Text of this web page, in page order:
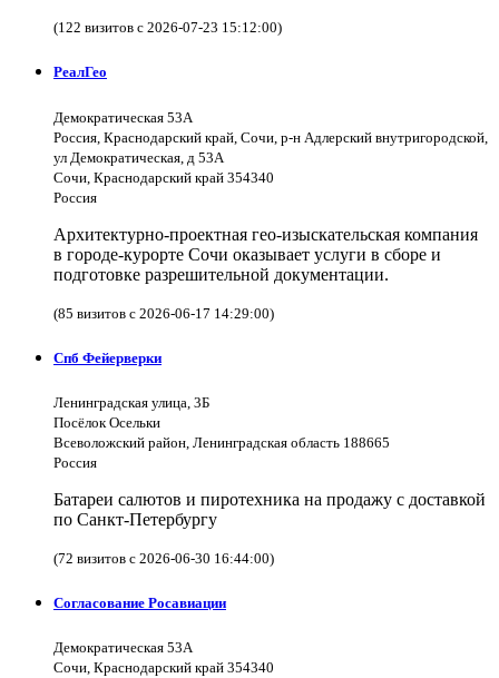
(122 визитов с 2026-07-23 15:12:00)
РеалГео
Демократическая 53А
Россия, Краснодарский край, Сочи, р-н Адлерский внутригородской,
ул Демократическая, д 53А
Сочи, Краснодарский край 354340
Россия
Архитектурно-проектная гео-изыскательская компания
в городе-курорте Сочи оказывает услуги в сборе и
подготовке разрешительной документации.
(85 визитов с 2026-06-17 14:29:00)
Спб Фейерверки
Ленинградская улица, 3Б
Посёлок Осельки
Всеволожский район, Ленинградская область 188665
Россия
Батареи салютов и пиротехника на продажу с доставкой
по Санкт-Петербургу
(72 визитов с 2026-06-30 16:44:00)
Согласование Росавиации
Демократическая 53А
Сочи, Краснодарский край 354340